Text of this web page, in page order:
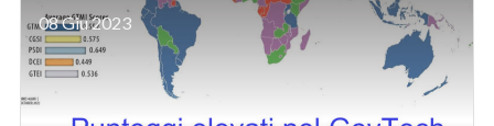
08 Giu 2023